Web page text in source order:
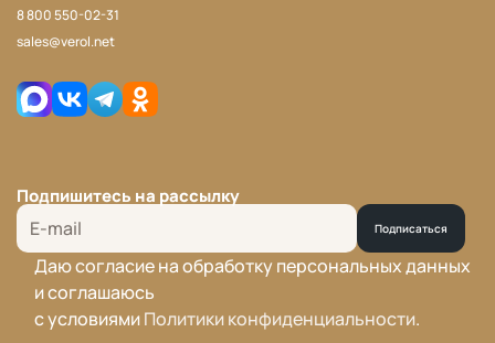
8 800 550-02-31
sales@verol.net
Подпишитесь на рассылку
Подписаться
Даю согласие на обработку персональных данных
и соглашаюсь
с условиямиПолитики конфиденциальности.